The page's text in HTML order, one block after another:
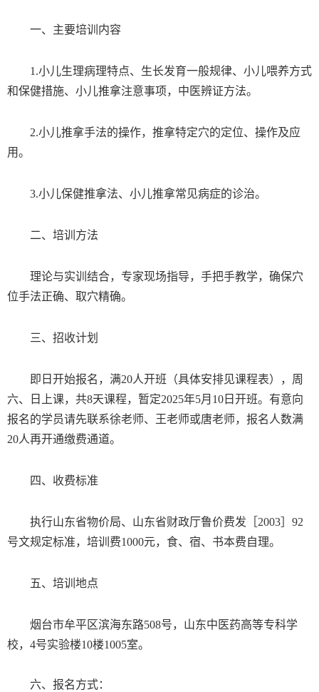
一、主要培训内容
1.小儿生理病理特点、生长发育一般规律、小儿喂养方式
和保健措施、小儿推拿注意事项，中医辨证方法。
2.小儿推拿手法的操作，推拿特定穴的定位、操作及应
用。
3.小儿保健推拿法、小儿推拿常见病症的诊治。
二、培训方法
理论与实训结合，专家现场指导，手把手教学，确保穴
位手法正确、取穴精确。
三、招收计划
即日开始报名 ， 满20人开班 （具体安排见课程表）， 周
六、
日上课， 共8天课程， 暂定2025年5月10日开班。 有意向
报名的学员请先联系徐老师、王老师或唐老师，报名人数满
20人再开通缴费通道。
四、收费标准
执行山东省物价局、山东省财政厅鲁价费发［ 2003
92
号文规定标准， 培训费1000元，食、宿、 书本费自理。
五、培训地点
烟台市牟平区滨海东路508号，山东中医药高等专科学
校， 4号实验楼10楼1005室。
六、 报名方式：